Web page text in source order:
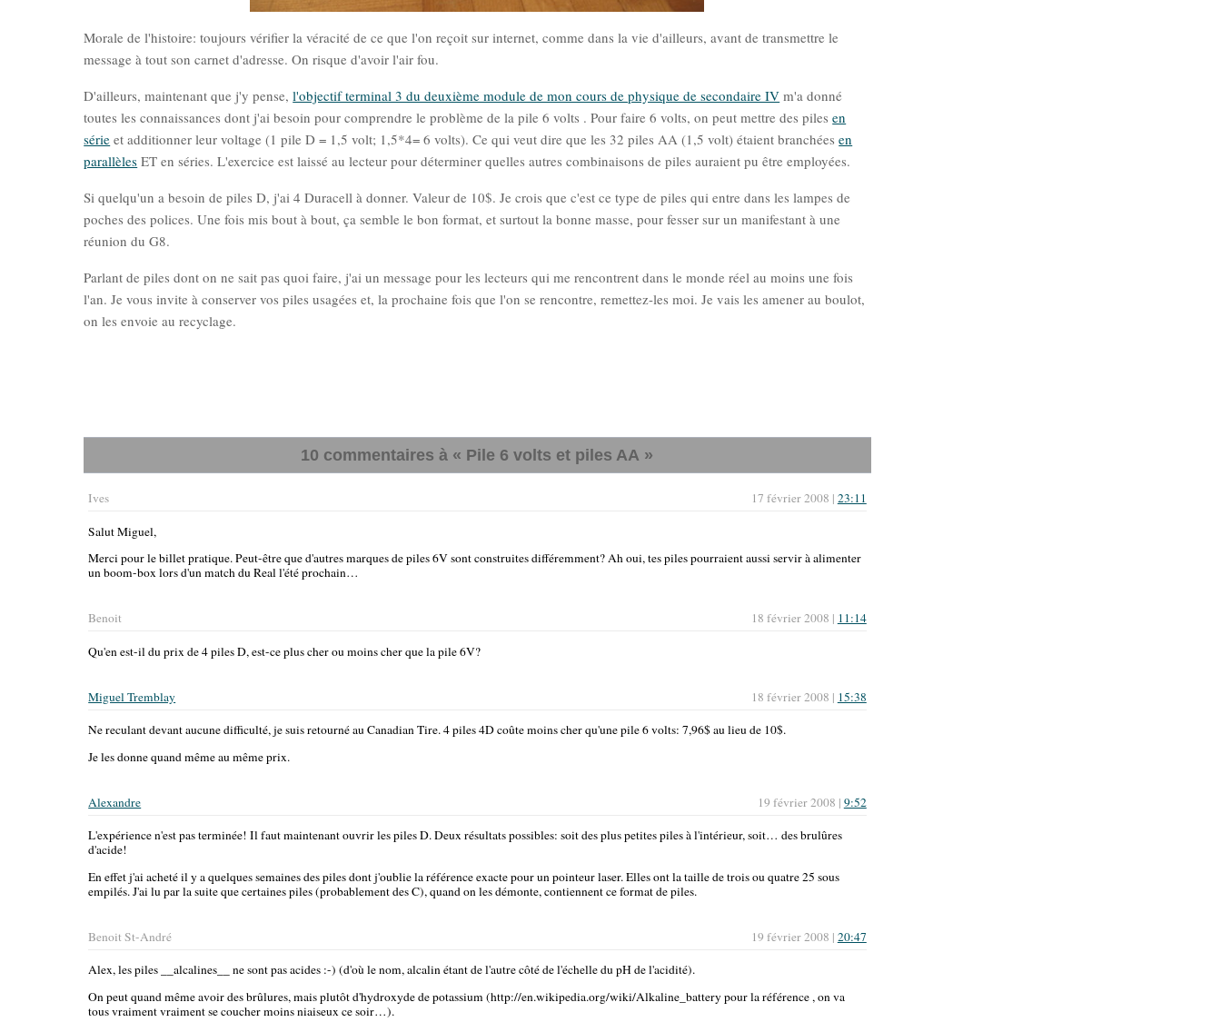
Morale de l'histoire: toujours vérifier la véracité de ce que l'on reçoit sur internet, comme dans la vie d'ailleurs, avant de transmettre le
message à tout son carnet d'adresse. On risque d'avoir l'air fou.
D'ailleurs, maintenant que j'y pense,l'objectif terminal 3 du deuxième module de mon cours de physique de secondaire IV m'a donné
toutes les connaissances dont j'ai besoin pour comprendre le problème de la pile 6 volts . Pour faire 6 volts, on peut mettre des pilesen
série et additionner leur voltage (1 pile D = 1,5 volt; 1,5*4= 6 volts). Ce qui veut dire que les 32 piles AA (1,5 volt) étaient branchéesen
parallèles ET en séries. L'exercice est laissé au lecteur pour déterminer quelles autres combinaisons de piles auraient pu être employées.
Si quelqu'un a besoin de piles D, j'ai 4 Duracell à donner. Valeur de 10$. Je crois que c'est ce type de piles qui entre dans les lampes de
poches des polices. Une fois mis bout à bout, ça semble le bon format, et surtout la bonne masse, pour fesser sur un manifestant à une
réunion du G8.
Parlant de piles dont on ne sait pas quoi faire, j'ai un message pour les lecteurs qui me rencontrent dans le monde réel au moins une fois
l'an. Je vous invite à conserver vos piles usagées et, la prochaine fois que l'on se rencontre, remettez-les moi. Je vais les amener au boulot,
on les envoie au recyclage.
10 commentaires à « Pile 6 volts et piles AA »
Ives 17 février 2008 | 23:11
Salut Miguel,
Merci pour le billet pratique. Peut-être que d'autres marques de piles 6V sont construites différemment? Ah oui, tes piles pourraient aussi servir à alimenter
un boom-box lors d'un match du Real l'été prochain…
Benoit 18 février 2008 | 11:14
Qu'en est-il du prix de 4 piles D, est-ce plus cher ou moins cher que la pile 6V?
Miguel Tremblay 18 février 2008 | 15:38
Ne reculant devant aucune difficulté, je suis retourné au Canadian Tire. 4 piles 4D coûte moins cher qu'une pile 6 volts: 7,96$ au lieu de 10$.
Je les donne quand même au même prix.
Alexandre 19 février 2008 | 9:52
L'expérience n'est pas terminée! Il faut maintenant ouvrir les piles D. Deux résultats possibles: soit des plus petites piles à l'intérieur, soit… des brulûres
d'acide!
En effet j'ai acheté il y a quelques semaines des piles dont j'oublie la référence exacte pour un pointeur laser. Elles ont la taille de trois ou quatre 25 sous
empilés. J'ai lu par la suite que certaines piles (probablement des C), quand on les démonte, contiennent ce format de piles.
Benoit St-André 19 février 2008 | 20:47
Alex, les piles __alcalines__ ne sont pas acides :-) (d'où le nom, alcalin étant de l'autre côté de l'échelle du pH de l'acidité).
On peut quand même avoir des brûlures, mais plutôt d'hydroxyde de potassium (http://en.wikipedia.org/wiki/Alkaline_battery pour la référence , on va
tous vraiment vraiment se coucher moins niaiseux ce soir…).